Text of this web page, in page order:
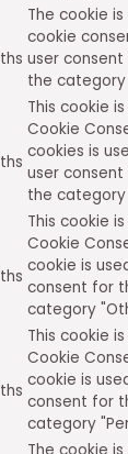
The cookie is
cookie
user
the category
This cookie
Cookie
cookies is
user
the category
This cookie
Cookie
cookie is
consent for
category
This cookie
Cookie
cookie is
consent for
category